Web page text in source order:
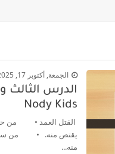
الجمعة, أكتوبر 17, 2025
الدرس الثالث
Nody Kids
القتل العمد • من
يقتص منه. • من سقى
منه...